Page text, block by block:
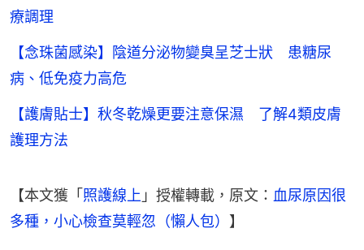
療調理
【念珠菌感染】陰道分泌物變臭呈芝士狀 患糖尿
病、低免疫力高危
【護膚貼士】秋冬乾燥更要注意保濕 了解4類皮膚
護理方法
【本文獲「 照護線上 」授權轉載，原文： 血尿原因很
多種，小心檢查莫輕忽（懶人包） 】